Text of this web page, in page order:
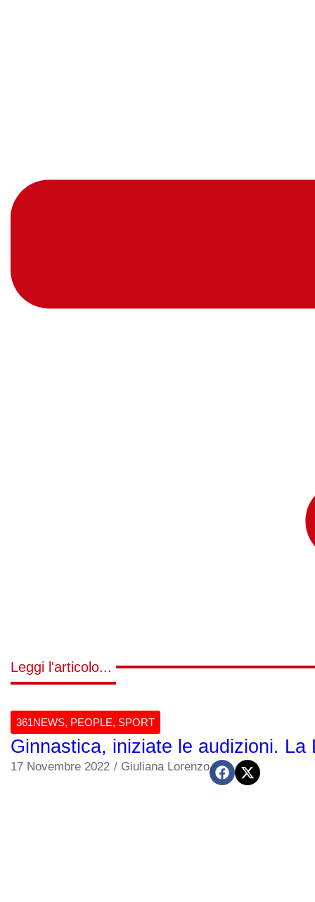
Leggi l'articolo...
361NEWS, PEOPLE, SPORT
Ginnastica, iniziate le audizioni. La
17 Novembre 2022 / Giuliana Lorenzo